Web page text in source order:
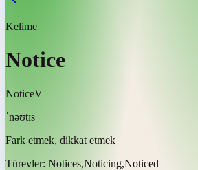
Kelime
Notice
NoticeV
ˈnəʊtɪs
Fark etmek, dikkat etmek
Türevler: Notices,Noticing,Noticed